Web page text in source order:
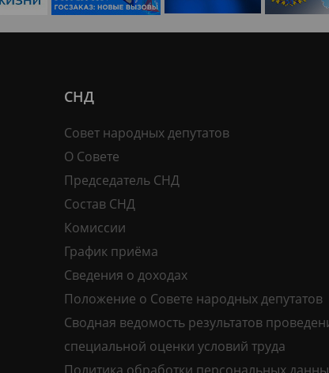
СНД
Совет народных депутатов
О Совете
Председатель СНД
Состав СНД
Комиссии
График приёма
Сведения о доходах
Положение о Совете народных депутатов
Сводная ведомость результатов
специальной оценки условий труда